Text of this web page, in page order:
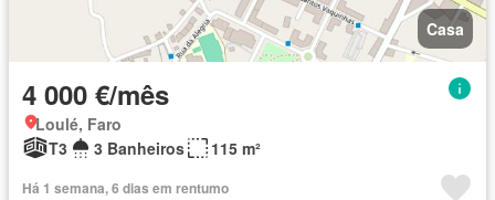
Casa
4 000 €/mês
Loulé, Faro
T3
3 Banheiros 115 m²
Há 1 semana, 6 dias em rentumo